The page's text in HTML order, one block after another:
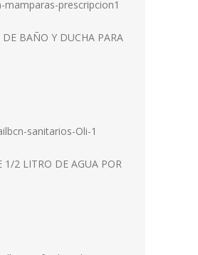
DE BAÑO Y DUCHA PARA
1/2 LITRO DE AGUA POR